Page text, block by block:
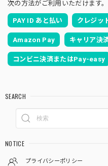
次の方法がご利用いただけます。
PAY ID あと払い クレジッ
Amazon Pay キャリア決
コンビニ決済またはPay-easy
SEARCH
NOTICE
プライバシーポリシー